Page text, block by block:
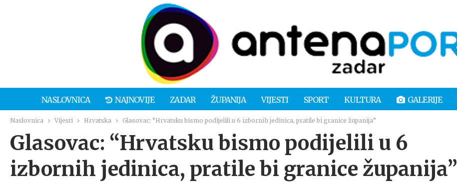
NASLOVNICA NAJNOVIJE ZADAR ŽUPANIJA VIJESTI SPORT KULTURA GALERIJE
Naslovnica Vijesti Hrvatska Glasovac: “Hrvatsku bismo podijelili u 6 izbornih jedinica, pratile bi granice županija”
Glasovac: “Hrvatsku bismo podijelili u 6
izbornih jedinica, pratile bi granice županija”